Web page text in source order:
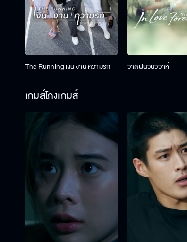
The Running เงิน งาน ความรัก วาดฝันวันวิวาห์
เกมส์โกงเกมส์